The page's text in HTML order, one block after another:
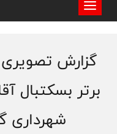
گزارش
برتر بسکتبال
شهرداری